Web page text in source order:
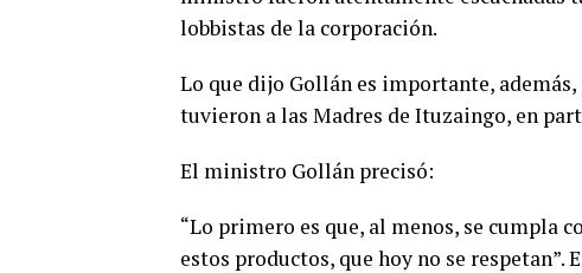
lobbistas de la corporación.
Lo que dijo Gollán es importante,
tuvieron a las Madres de Ituzaingo, en
El ministro Gollán precisó:
“Lo primero es que, al menos, se cumpla
estos productos, que hoy no se